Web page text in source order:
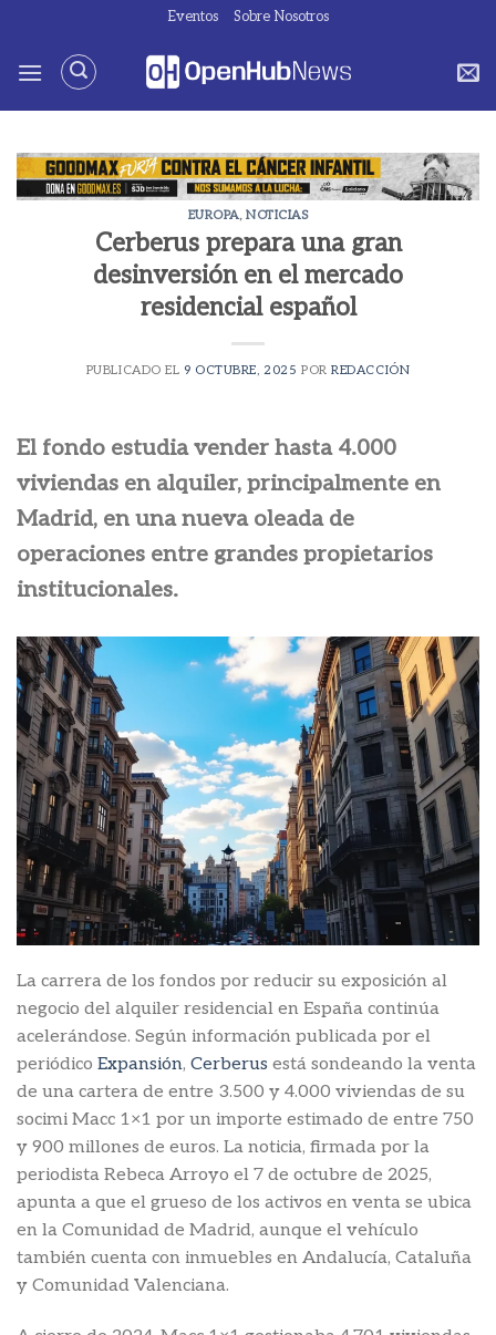
contenido
Eventos Sobre Nosotros
EUROPA, NOTICIAS
Cerberus prepara una gran
desinversión en el mercado
residencial español
PUBLICADO EL 9 OCTUBRE, 2025 PORREDACCIÓN
El fondo estudia vender hasta 4.000
viviendas en alquiler, principalmente en
Madrid, en una nueva oleada de
operaciones entre grandes propietarios
institucionales.
La carrera de los fondos por reducir su exposición al
negocio del alquiler residencial en España continúa
acelerándose. Según información publicada por el
periódico Expansión, Cerberus está sondeando la venta
de una cartera de entre 3.500 y 4.000 viviendas de su
socimi Macc 1×1 por un importe estimado de entre 750
y 900 millones de euros. La noticia, firmada por la
periodista Rebeca Arroyo el 7 de octubre de 2025,
apunta a que el grueso de los activos en venta se ubica
en la Comunidad de Madrid, aunque el vehículo
también cuenta con inmuebles en Andalucía, Cataluña
y Comunidad Valenciana.